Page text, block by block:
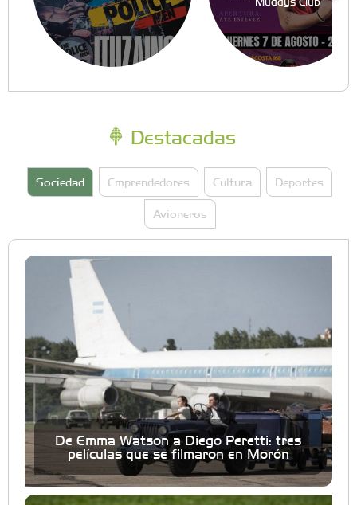
Destacadas
Sociedad Emprendedores Cultura Deportes
Avioneros
De Emma Watson a Diego Peretti: tres
películas que se filmaron en Morón